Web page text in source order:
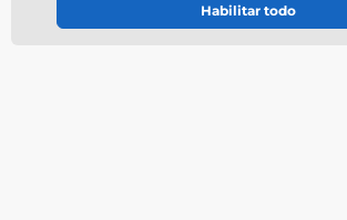
+34900963443
Habilitar todo